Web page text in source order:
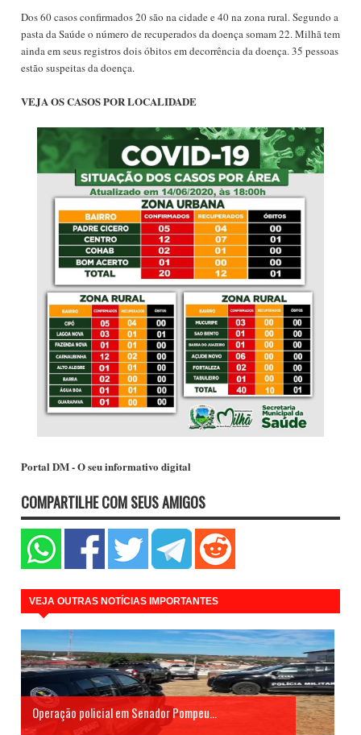
Dos 60 casos confirmados 20 são na cidade e 40 na zona rural. Segundo a
pasta da Saúde o número de recuperados da doença somam 22. Milhã tem
ainda em seus registros dois óbitos em decorrência da doença. 35 pessoas
estão suspeitas da doença.
VEJA OS CASOS POR LOCALIDADE
Portal DM - O seu informativo digital
COMPARTILHE COM SEUS AMIGOS
VEJA OUTRAS NOTÍCIAS IMPORTANTES
Operação policial em Senador Pompeu...